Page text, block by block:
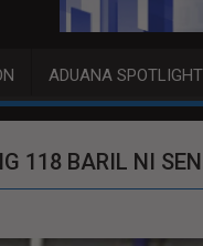
ADUANA SPOTLIGHT
118 BARIL NI